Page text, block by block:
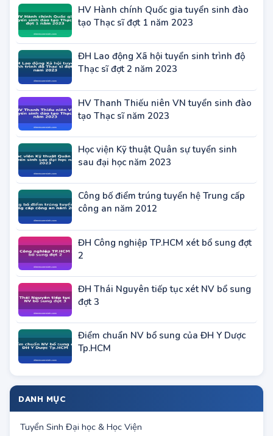
ĐH Lao động Xã hội tuyển sinh trình độ
Thạc sĩ đợt 2 năm 2023
HV Thanh Thiếu niên VN tuyển sinh đào
tạo Thạc sĩ năm 2023
Học viện Kỹ thuật Quân sự tuyển sinh
sau đại học năm 2023
Công bố điểm trúng tuyển hệ Trung cấp
công an năm 2012
ĐH Công nghiệp TP.HCM xét bổ sung đợt
2
ĐH Thái Nguyên tiếp tục xét NV bổ sung
đợt 3
Điểm chuẩn NV bổ sung của ĐH Y Dược
Tp.HCM
DANH MỤC
Tuyển Sinh Đại học & Học Viện
Khu vực TP.Hà Nội
Khu vực TP.HCM